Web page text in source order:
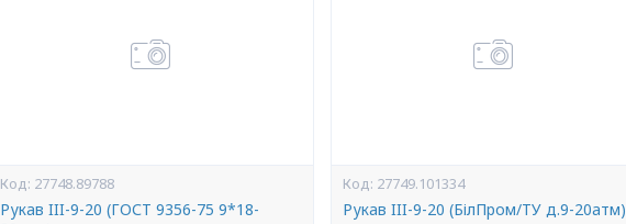
27748.89788
Рукав III-9-20 (ГОСТ 9356-75 9*18-
27749.101334
Рукав III-9-20 (БілПром/ТУ д.9-20атм)